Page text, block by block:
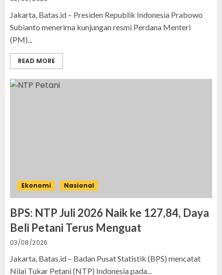
Jakarta, Batas.id – Presiden Republik Indonesia Prabowo
Subianto menerima kunjungan resmi Perdana Menteri
(PM)...
READ MORE
Ekonomi Nasional
BPS: NTP Juli 2026 Naik ke 127,84, Daya
Beli Petani Terus Menguat
03/08/2026
Jakarta, Batas.id – Badan Pusat Statistik (BPS) mencatat
Nilai Tukar Petani (NTP) Indonesia pada...